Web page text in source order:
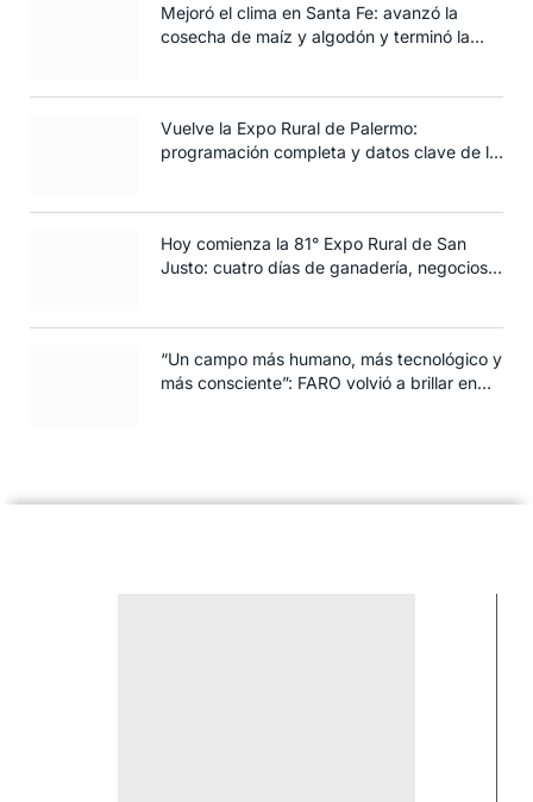
Mejoró el clima en Santa Fe: avanzó la
cosecha de maíz y algodón y terminó la
Vuelve la Expo Rural de Palermo:
programación completa y datos clave de la
Hoy comienza la 81° Expo Rural de San
Justo: cuatro días de ganadería, negocios y
“Un campo más humano, más tecnológico y
más consciente”: FARO volvió a brillar en